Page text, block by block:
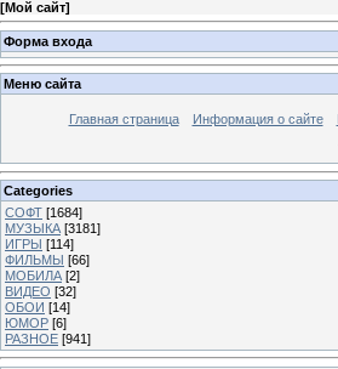
[Мой сайт]
Форма входа
Меню сайта
Главная страница Информация о сайте
Categories
СОФТ [1684]
МУЗЫКА [3181]
ИГРЫ [114]
ФИЛЬМЫ [66]
МОБИЛА [2]
ВИДЕО [32]
ОБОИ [14]
ЮМОР [6]
РАЗНОЕ [941]